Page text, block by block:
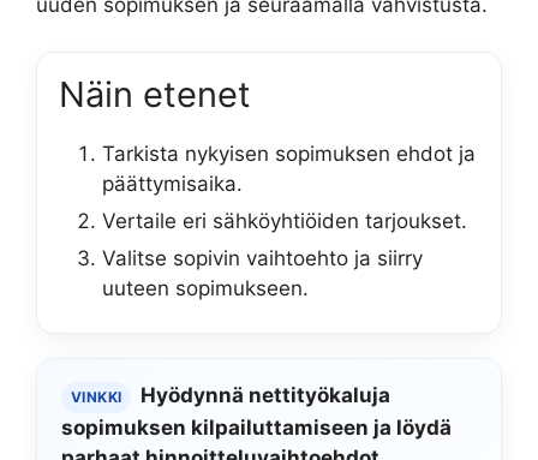
uuden sopimuksen ja seuraamalla vahvistusta.
Näin etenet
Tarkista nykyisen sopimuksen ehdot ja
päättymisaika.
Vertaile eri sähköyhtiöiden tarjoukset.
Valitse sopivin vaihtoehto ja siirry
uuteen sopimukseen.
VINKKI
Hyödynnä nettityökaluja
sopimuksen kilpailuttamiseen ja löydä